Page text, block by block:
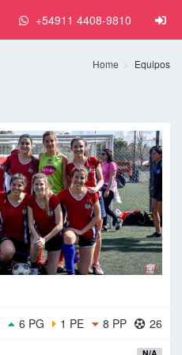
+54911 4408-9810
Home Equipos
26
8 PP
1 PE
6 PG